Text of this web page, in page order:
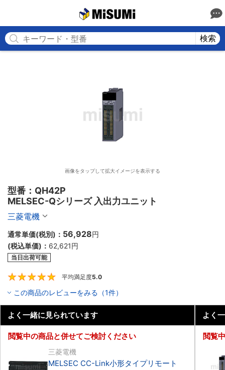
検索
画像をタップして拡大イメージを表示する
型番：QH42P
MELSEC-Qシリーズ 入出力ユニット
三菱電機
通常単価(税別)： 56,928円
(税込単価)： 62,621円
当日出荷可能
平均満足度5.0
この商品のレビューをみる（1件）
よく一緒に見られています
閲覧中の商品と併せてご検討ください
三菱電機
MELSEC CC-Link小形タイプリモート
よく
閲覧